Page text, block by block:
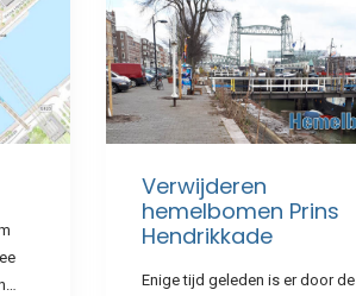
Verwijderen
hemelbomen Prins
Hendrikkade
Enige tijd geleden is er door de